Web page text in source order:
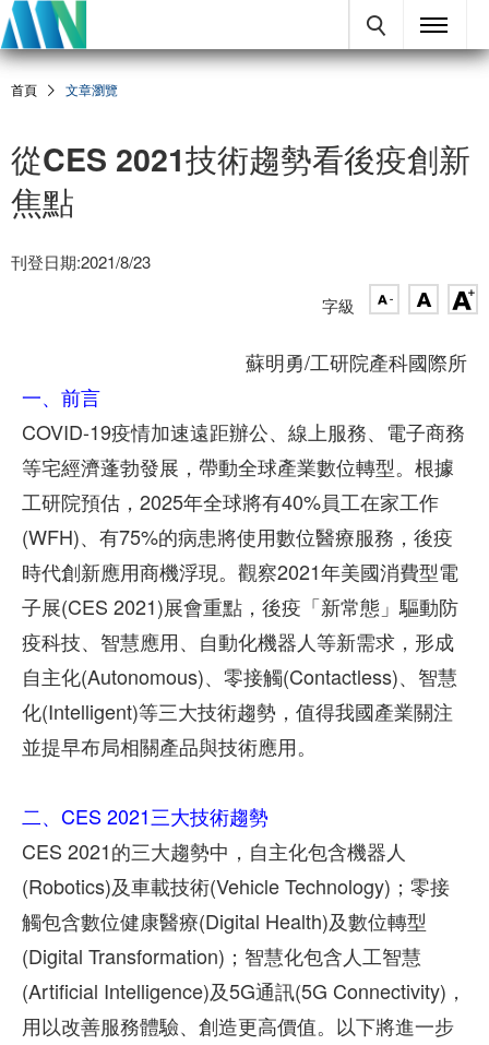
首頁 文章瀏覽
從CES 2021技術趨勢看後疫創新
焦點
刊登日期:2021/8/23
字級
蘇明勇/工研院產科國際所
一、前言
COVID-19疫情加速遠距辦公、線上服務、電子商務
等宅經濟蓬勃發展，帶動全球產業數位轉型。根據
工研院預估，2025年全球將有40%員工在家工作
(WFH)、有75%的病患將使用數位醫療服務，後疫
時代創新應用商機浮現。觀察2021年美國消費型電
子展(CES 2021)展會重點，後疫「新常態」驅動防
疫科技、智慧應用、自動化機器人等新需求，形成
自主化(Autonomous)、零接觸(Contactless)、智慧
化(Intelligent)等三大技術趨勢，值得我國產業關注
並提早布局相關產品與技術應用。
二、CES 2021三大技術趨勢
CES 2021的三大趨勢中，自主化包含機器人
(Robotics)及車載技術(Vehicle Technology)；零接
觸包含數位健康醫療(Digital Health)及數位轉型
(Digital Transformation)；智慧化包含人工智慧
(Artificial Intelligence)及5G通訊(5G Connectivity)，
用以改善服務體驗、創造更高價值。以下將進一步